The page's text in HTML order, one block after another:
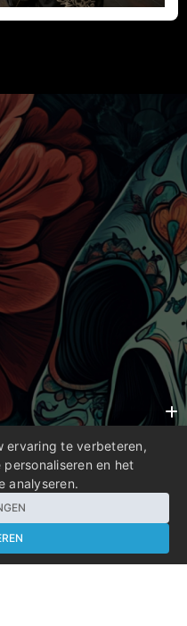
ervaring te verbeteren,
en het
analyseren.